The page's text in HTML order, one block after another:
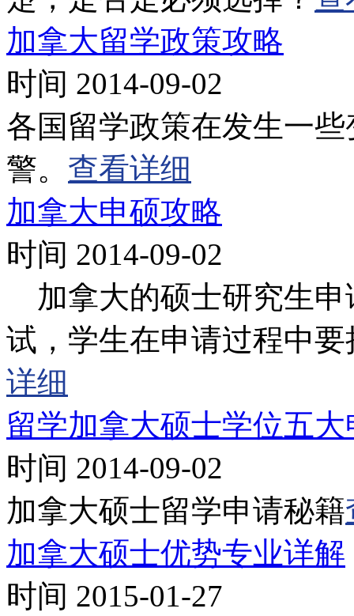
加拿大留学政策攻略
时间 2014-09-02
各国留学政策在发生一
警。 查看详细
加拿大申硕攻略
时间 2014-09-02
加拿大的硕士研究生申
试，学生在申请过程中
详细
留学加拿大硕士学位五
时间 2014-09-02
加拿大硕士留学申请秘籍
加拿大硕士优势专业详解
时间 2015-01-27